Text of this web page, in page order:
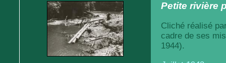
Petite rivière
Cliché réalisé
cadre de ses
1944).